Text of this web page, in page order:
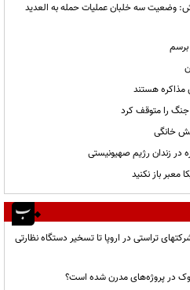
وضعیت سه خلبان عملیات حمله به العدید
برسم
مذاکره هستند
را متوقف کرد
خانگی
در زندان رژیم صهیونیستی
معبر باز نکنید
تراستی در اروپا تا تسخیر دستگاه نظارتی
در پروژه‌های مدرن شده است؟